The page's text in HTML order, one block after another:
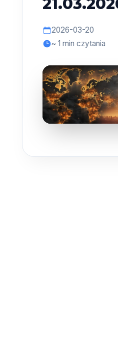
2026-03-20
~ 1 min czytania